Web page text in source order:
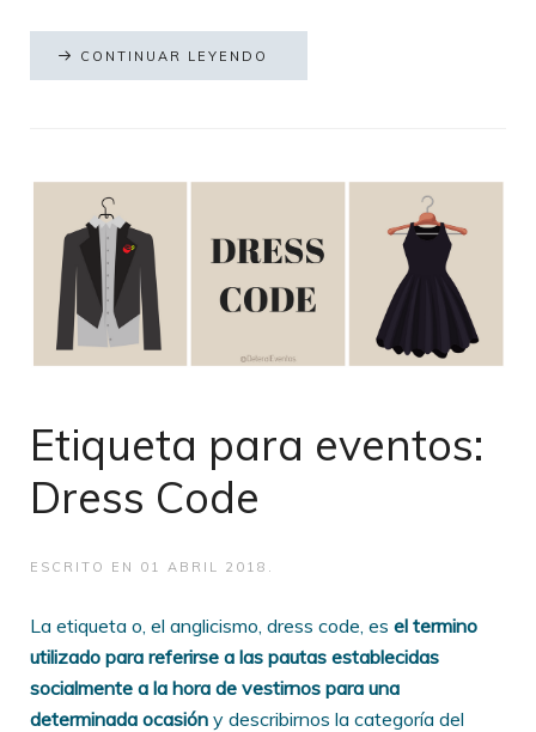
CONTINUAR LEYENDO
Etiqueta para eventos:
Dress Code
ESCRITO EN 01 ABRIL 2018 .
La etiqueta o, el anglicismo, dress code, es el termino
utilizado para referirse a las pautas establecidas
socialmente a la hora de vestirnos para una
determinada ocasión y describirnos la categoría del